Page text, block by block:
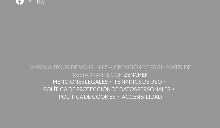
Facebook ((abre en una nueva ventana))
Instagram ((abre en una nueva ventana))
© 2026 AUTOUR DE VOUS LILLE — CREACIÓN DE PÁGINA WEB DE
RESTAURANTE CON ZENCHEF((ABRE EN UNA NUEVA
MENCIONES LEGALES((ABRE EN UNA NUEVA VENTANA))
TÉRMINOS DE USO((ABRE EN UNA NUEVA
POLÍTICA DE PROTECCIÓN DE DATOS PERSONALES
((ABRE EN UNA NUEVA VENTANA))
POLÍTICA DE COOKIES((ABRE EN UNA NUEVA VENTANA))
ACCESIBILIDAD((ABRE EN UNA NUEVA